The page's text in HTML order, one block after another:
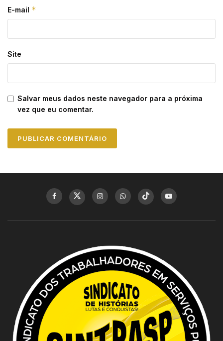
E-mail *
Site
Salvar meus dados neste navegador para a próxima
vez que eu comentar.